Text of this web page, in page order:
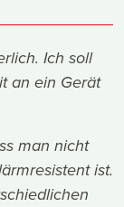
Ich soll
an ein Gerät
man nicht
ist.